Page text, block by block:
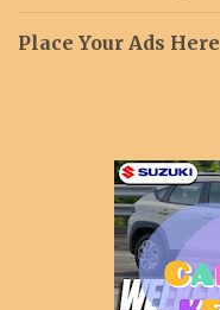
Place Your Ads Here